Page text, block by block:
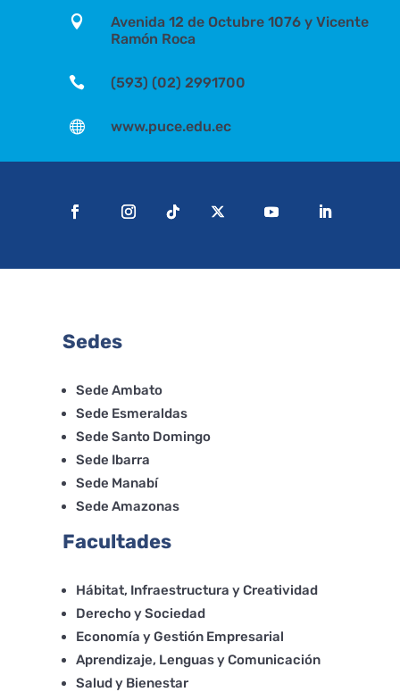

Avenida 12 de Octubre 1076 y Vicente
Ramón Roca
 (593) (02) 2991700
 www.puce.edu.ec
Sedes
Sede Ambato
Sede Esmeraldas
Sede Santo Domingo
Sede Ibarra
Sede Manabí
Sede Amazonas
Facultades
Hábitat, Infraestructura y Creatividad
Derecho y Sociedad
Economía y Gestión Empresarial
Aprendizaje, Lenguas y Comunicación
Salud y Bienestar